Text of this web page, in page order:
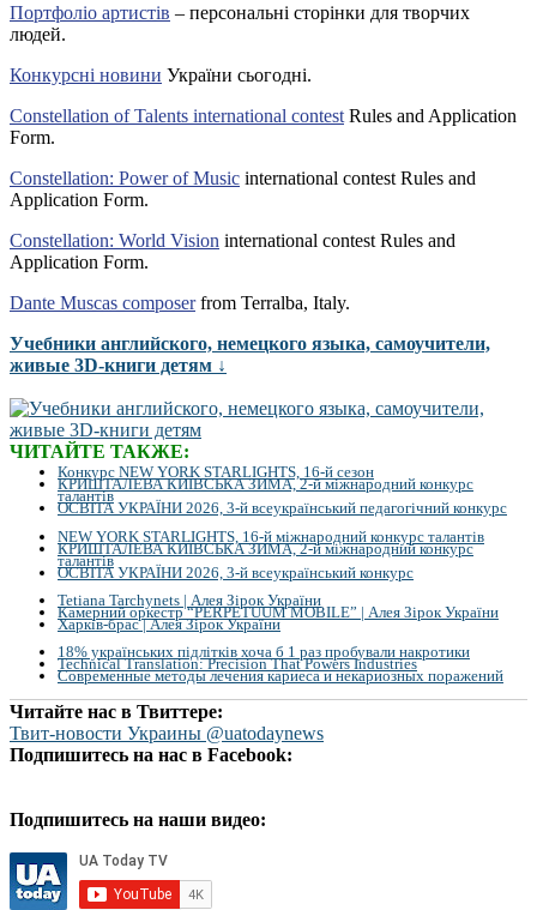
Портфоліо артистів – персональні сторінки для творчих
людей.
Конкурсні новини України сьогодні.
Constellation of Talents international contest Rules and Application
Form.
Constellation: Power of Music international contest Rules and
Application Form.
Constellation: World Vision international contest Rules and
Application Form.
Dante Muscas composerfrom Terralba, Italy.
Учебники английского, немецкого языка, самоучители,
живые 3D-книги детям ↓
ЧИТАЙТЕ ТАКЖЕ:
Конкурс NEW YORK STARLIGHTS, 16-й сезон
КРИШТАЛЕВА КИЇВСЬКА ЗИМА, 2-й міжнародний конкурс
талантів
ОСВІТА УКРАЇНИ 2026, 3-й всеукраїнський педагогічний конкурс
NEW YORK STARLIGHTS, 16-й міжнародний конкурс талантів
КРИШТАЛЕВА КИЇВСЬКА ЗИМА, 2-й міжнародний конкурс
талантів
ОСВІТА УКРАЇНИ 2026, 3-й всеукраїнський конкурс
Tetiana Tarchynets | Алея Зірок України
Камерний оркестр “PERPETUUM MOBILE” | Алея Зірок України
Харків-брас | Алея Зірок України
18% українських підлітків хоча б 1 раз пробували накротики
Technical Translation: Precision That Powers Industries
Современные методы лечения кариеса и некариозных поражений
Читайте нас в Твиттере:
Твит-новости Украины @uatodaynews
Подпишитесь на нас в Facebook:
Подпишитесь на наши видео: